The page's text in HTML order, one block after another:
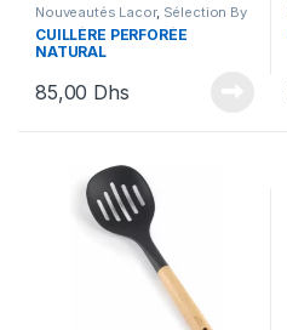
Nouveautés Lacor, Sélection By
Ihssane,Ustensiles
CUILLÈRE PERFORÉE
NATURAL
85,00 Dhs